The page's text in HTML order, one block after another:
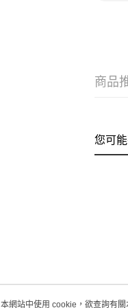
商品
您可
本網站中使用 cookie，欲查詢有